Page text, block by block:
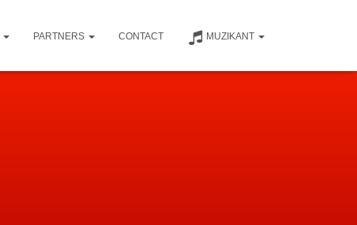
PARTNERS CONTACT MUZIKANT